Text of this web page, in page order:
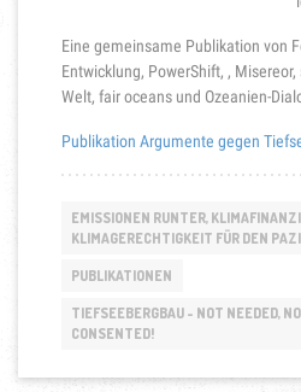
Eine gemeinsame Publikation von
Entwicklung, PowerShift, ,
Welt, fair oceans und Ozeanien-
Publikation Argumente gegen
EMISSIONEN RUNTER,
KLIMAGERECHTIGKEIT FÜR DEN
PUBLIKATIONEN
TIEFSEEBERGBAU - NOT NEEDED,
CONSENTED!